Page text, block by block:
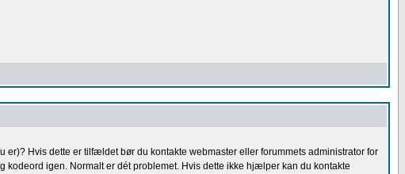
Hvis dette er tilfældet bør du kontakte webmaster eller forummets administrator for
igen. Normalt er dét problemet. Hvis dette ikke hjælper kan du kontakte